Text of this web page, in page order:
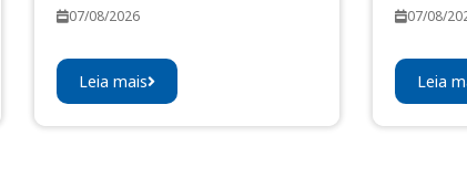
07/08/2026
Leia mais
07/08/
Leia